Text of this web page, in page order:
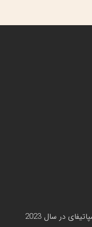
در سال 2023